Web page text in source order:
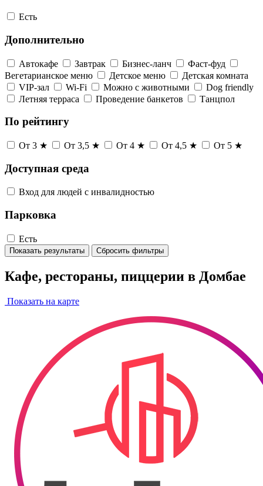
Есть
Дополнительно
Автокафе Завтрак Бизнес-ланч
Фаст-фуд
Вегетарианское меню
Детское меню
Детская комната
VIP-зал
Wi-Fi Можно с животными
Dog friendly
Летняя терраса
Проведение банкетов Танцпол
По рейтингу
От 3 ★ От 3,5 ★ От 4 ★ От 4,5 ★ От 5 ★
Доступная среда
Вход для людей с инвалидностью
Парковка
Есть
Показать результаты Сбросить фильтры
Кафе, рестораны, пиццерии в Домбае
Показать на карте